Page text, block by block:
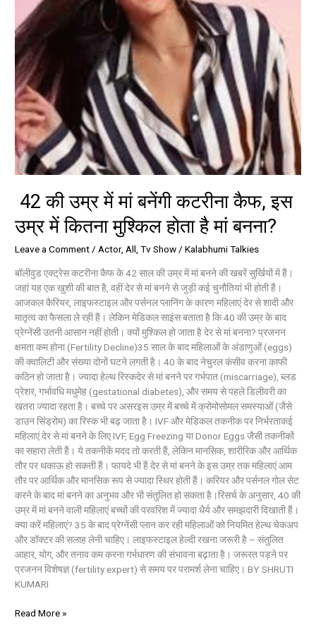
42 की उम्र में मां बनेंगी कटरीना कैफ, इस
उम्र में कितना मुश्किल होता है मां बनना?
Leave a Comment/Actor,All,Tv Show/Kalabhumi Talkies
बॉलीवुड एक्ट्रेस कटरीना कैफ के 42 साल की उम्र में मां बनने की खबरें सुर्खियों में हैं।
जहां यह एक खुशी की बात है, वहीं देर से मां बनने से जुड़ी कई चुनौतियां भी होती हैं।
आजकल कैरियर, लाइफस्टाइल और पर्सनल प्लानिंग के कारण महिलाएं देर से शादी और
मातृत्व का फैसला ले रही हैं। लेकिन मेडिकल साइंस बताता है कि 40 की उम्र के बाद
प्रेग्नेंसी उतनी आसान नहीं होती। क्यों मुश्किल हो जाता है देर से मां बनना? प्रजनन
क्षमता कम होना (Fertility Decline)35 साल के बाद महिलाओं के अंडाणुओं (eggs)
की क्वालिटी और संख्या दोनों घटने लगती है। 40 के बाद नेचुरल कंसीव करना काफी
कठिन हो जाता है। ज्यादा हेल्थ रिस्कदेर से मां बनने पर गर्भपात (miscarriage), ब्लड
प्रेशर, गर्भावधि मधुमेह (gestational diabetes), और समय से पहले डिलीवरी का
खतरा ज्यादा रहता है। बच्चे पर असरइस उम्र में बच्चे में क्रोमोसोमल समस्याओं (जैसे
डाउन सिंड्रोम) का रिस्क भी बढ़ जाता है। IVF और मेडिकल तकनीक पर निर्भरताकई
महिलाएं देर से मां बनने के लिए IVF, Egg Freezing या Donor Eggs जैसी तकनीकों
का सहारा लेती हैं। ये तकनीकें मदद तो करती हैं, लेकिन मानसिक, शारीरिक और आर्थिक
तौर पर थकाऊ हो सकती हैं। फायदे भी हैं देर से मां बनने के इस उम्र तक महिलाएं आम
तौर पर आर्थिक और मानसिक रूप से ज्यादा स्थिर होती हैं। करियर और पर्सनल गोल सेट
करने के बाद मां बनने का अनुभव और भी संतुलित हो सकता है।रिसर्च के अनुसार, 40 की
उम्र में मां बनने वाली महिलाएं बच्चों की परवरिश में ज्यादा धैर्य और समझदारी दिखाती हैं।
क्या करें महिलाएं? 35 के बाद प्रेग्नेंसी प्लान कर रही महिलाओं को नियमित हेल्थ चेकअप
और डॉक्टर की सलाह लेनी चाहिए। लाइफस्टाइल हेल्दी रखना जरूरी है – संतुलित
आहार, योग, और तनाव कम करना गर्भधारण की संभावना बढ़ाता है। जरूरत पड़ने पर
प्रजनन विशेषज्ञ (fertility expert) से समय पर परामर्श लेना चाहिए। BY SHRUTI
KUMARI
उम्र
में
कितना
मुश्किल
होता
है
मां
बनना?
Read More »